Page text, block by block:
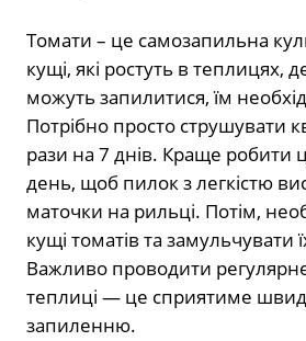
Томати – це самозапильна
кущі, які ростуть в теплицях,
можуть запилитися, їм
Потрібно просто струшувати
рази на 7 днів. Краще робити
день, щоб пилок з легкістю
маточки на рильці. Потім,
кущі томатів та замульчувати
Важливо проводити
теплиці — це сприятиме
запиленню.